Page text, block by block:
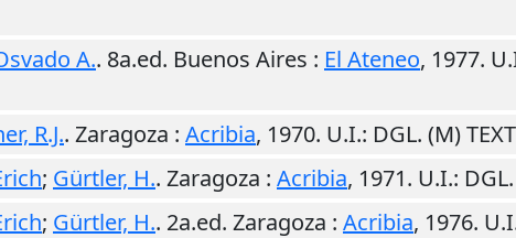
A.. 8a.ed. Buenos Aires : El Ateneo, 1977.
R.J.. Zaragoza : Acribia, 1970. U.I.: DGL. (M)
; Gürtler, H.. Zaragoza : Acribia, 1971. U.I.:
; Gürtler, H.. 2a.ed. Zaragoza : Acribia, 1976.